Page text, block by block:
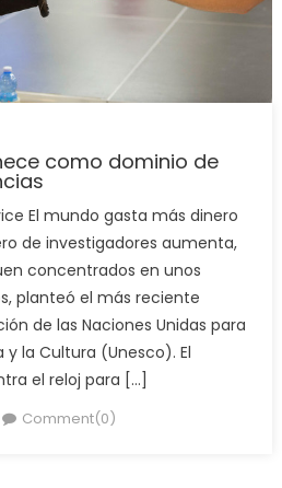
como dominio de
El mundo gasta más dinero
de investigadores aumenta,
concentrados en unos
planteó el más reciente
de las Naciones Unidas para
y la Cultura (Unesco). El
el reloj para […]
Comment(0)